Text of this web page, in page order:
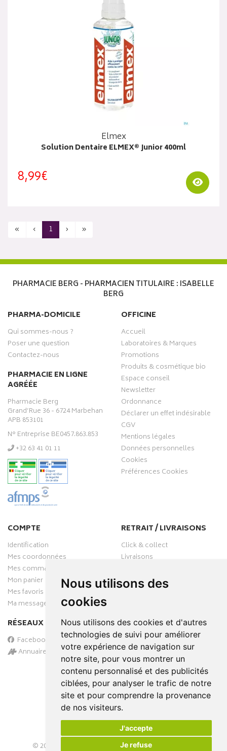
Nous utilisons des
cookies
Nous utilisons des cookies et d'autres
technologies de suivi pour améliorer
votre expérience de navigation sur
notre site, pour vous montrer un
contenu personnalisé et des publicités
ciblées, pour analyser le trafic de notre
site et pour comprendre la provenance
de nos visiteurs.
J'accepte
Je refuse
Elmex
Solution Dentaire ELMEX® Junior 400ml
8,99€
« ‹ 1 › »
PHARMACIE BERG - PHARMACIEN TITULAIRE : ISABELLE
BERG
PHARMA-DOMICILE
Qui sommes-nous ?
Poser une question
Contactez-nous
PHARMACIE EN LIGNE
AGRÉÉE
Pharmacie Berg
Grand’Rue 36 - 6724 Marbehan
APB 853101
N° Entreprise BE0457.863.853
‭+32 63 41 01 11‬
OFFICINE
Accueil
Laboratoires & Marques
Promotions
Produits & cosmétique bio
Espace conseil
Newsletter
Ordonnance
Déclarer un effet indésirable
CGV
Mentions légales
Données personnelles
Cookies
Préférences Cookies
COMPTE
Identification
Mes coordonnées
Mes commandes
Mon panier
Mes favoris
Ma messagerie
RÉSEAUX SOCIAUX
Facebook
Annuaire des pharmacies
RETRAIT / LIVRAISONS
Click & collect
Livraisons
PAIEMENT SÉCURISÉ
© 2026 – Tous droits réservés –